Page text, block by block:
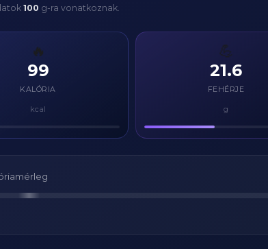
100 g-ra vonatkoznak.
🔥
99
KALÓRIA
kcal
💪
21.6
FEHÉRJE
g